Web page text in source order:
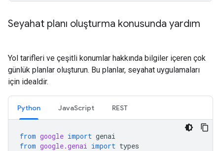
Seyahat planı oluşturma konusunda yardım
Yol tarifleri ve çeşitli konumlar hakkında bilgiler içeren çok
günlük planlar oluşturun. Bu planlar, seyahat uygulamaları
için idealdir.
Python JavaScript REST
from google import genai
from google.genai import types